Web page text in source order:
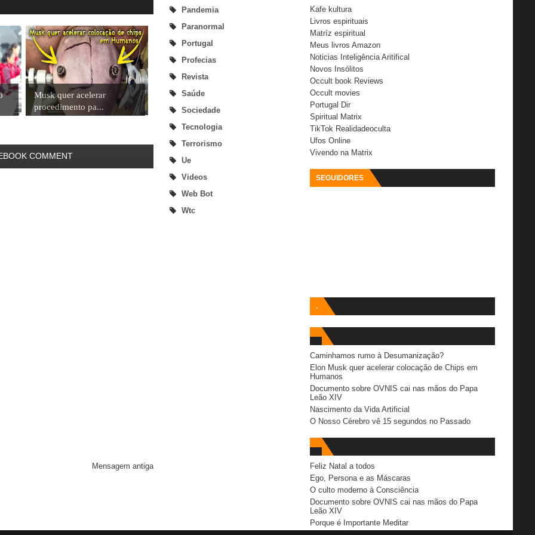
Pandemia
Paranormal
Portugal
Profecias
Revista
Saúde
Sociedade
Tecnologia
Terrorismo
Ue
Videos
Web Bot
Wtc
Musk quer acelerar
procedimento pa...
COMMENT
Mensagem antiga
Kafe kultura
Livros espirituais
Matríz espiritual
Meus livros Amazon
Noticias Inteligência Aritifical
Novos Insólitos
Occult book Reviews
Occult movies
Portugal Dir
Spiritual Matrix
TikTok Realidadeoculta
Ufos Online
Vivendo na Matrix
SEGUIDORES
.
Caminhamos rumo à Desumanização?
Elon Musk quer acelerar colocação de Chips em
Humanos
Documento sobre OVNIS cai nas mãos do Papa
Leão XIV
Nascimento da Vida Artificial
O Nosso Cérebro vê 15 segundos no Passado
Feliz Natal a todos
Ego, Persona e as Máscaras
O culto moderno à Consciência
Documento sobre OVNIS cai nas mãos do Papa
Leão XIV
Porque é Importante Meditar